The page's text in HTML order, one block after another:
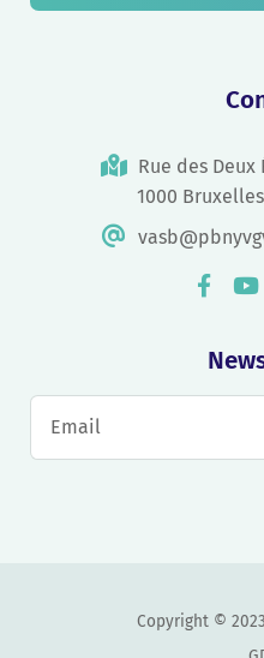
Rue des Deux
1000 Bruxelles
Copyright ©